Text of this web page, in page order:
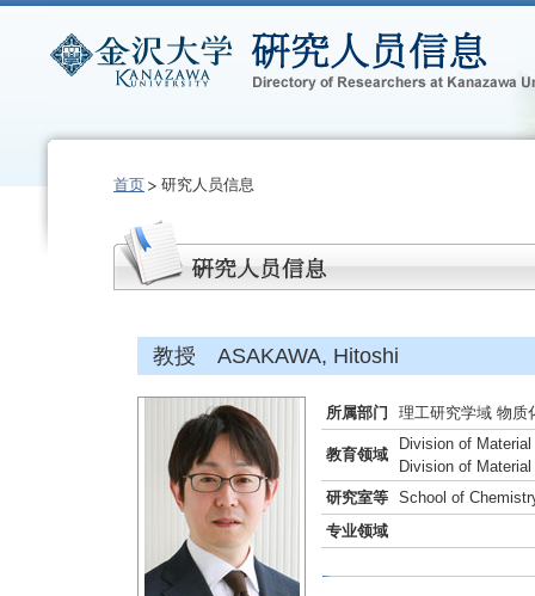
首页 研究人员信息
教授 ASAKAWA, Hitoshi
所属部门 理工研究学域 物质
教育领域
Division of
Division of
研究室等 School of
专业领域